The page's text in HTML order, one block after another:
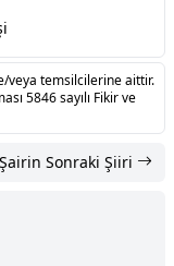
veya temsilcilerine aittir.
5846 sayılı Fikir ve
Şairin Sonraki Şiiri